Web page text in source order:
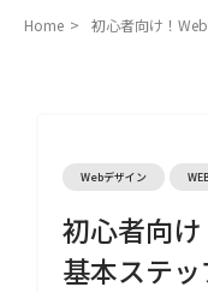
Home 初心者向け！
Webデザイン
初心者向
基本ステ